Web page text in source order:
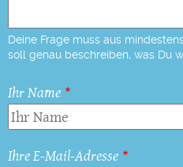
Deine Frage muss aus
soll genau beschreiben, was Du
Ihr Name
Ihre E-Mail-Adresse